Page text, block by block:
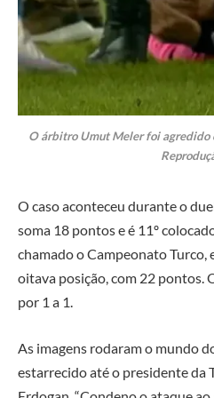
O árbitro Umut Meler foi agredido
O caso aconteceu durante o
soma 18 pontos e é 11º
chamado o Campeonato Turco,
oitava posição, com 22 pontos.
por 1 a 1.
As imagens rodaram o mundo
estarrecido até o presidente da